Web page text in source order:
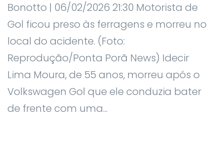
Bonotto | 06/02/2026 21:30 Motorista de
Gol ficou preso às ferragens e morreu no
local do acidente. (Foto:
Reprodução/Ponta Porã News) Idecir
Lima Moura, de 55 anos, morreu após o
Volkswagen Gol que ele conduzia bater
de frente com uma...